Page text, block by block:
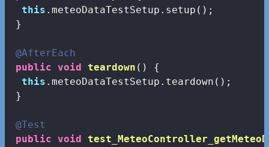
this .meteoDataTestSetup.setup();
}
@AfterEach
public void teardown ()
{
this .meteoDataTestSetup.teardown();
}
@Test
public void